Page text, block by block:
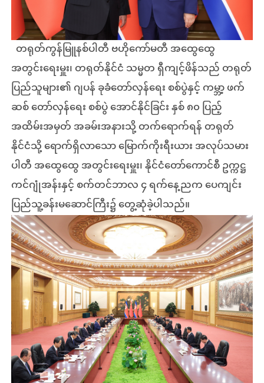
တရုတ်ကွန်မြူနစ်ပါတီ ဗဟိုကော်မတီ အထွေထွေ
အတွင်းရေးမှူး၊ တရုတ်နိုင်ငံ သမ္မတ ရှီကျင့်ဖိန်သည် တရုတ်
ပြည်သူများ၏ ဂျပန် ခုခံတော်လှန်ရေး စစ်ပွဲနှင့် ကမ္ဘာ့ ဖက်
ဆစ် တော်လှန်ရေး စစ်ပွဲ အောင်နိုင်ခြင်း နှစ် ၈၀ ပြည့်
အထိမ်းအမှတ် အခမ်းအနားသို့ တက်ရောက်ရန် တရုတ်
နိုင်ငံသို့ ရောက်ရှိလာသော မြောက်ကိုးရီးယား အလုပ်သမား
ပါတီ အထွေထွေ အတွင်းရေးမှူး၊ နိုင်ငံတော်ကောင်စီ ဥက္ကဋ္ဌ
ကင်ဂျုံအန်းနှင့် စက်တင်ဘာလ ၄ ရက်နေ့ညက ပေကျင်း
ပြည်သူ့ခန်းမဆောင်ကြီး၌ တွေ့ဆုံခဲ့ပါသည်။